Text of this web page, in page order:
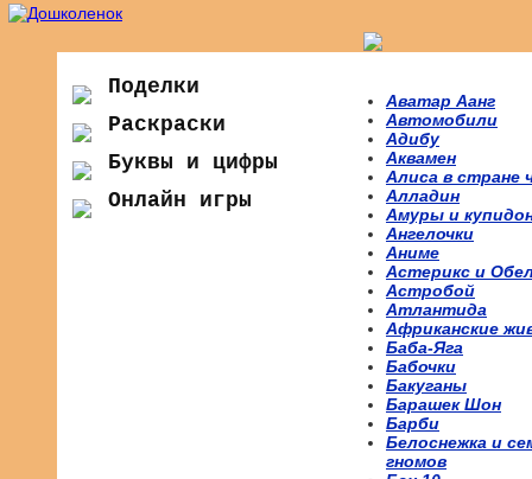
Поделки
Раскраски
Буквы и цифры
Онлайн игры
Аватар Аанг
Автомобили
Адибу
Аквамен
Алиса в стране
Алладин
Амуры и
Ангелочки
Аниме
Астерикс и
Астробой
Атлантида
Африканские
Баба-Яга
Бабочки
Бакуганы
Барашек Шон
Барби
Белоснежка и
гномов